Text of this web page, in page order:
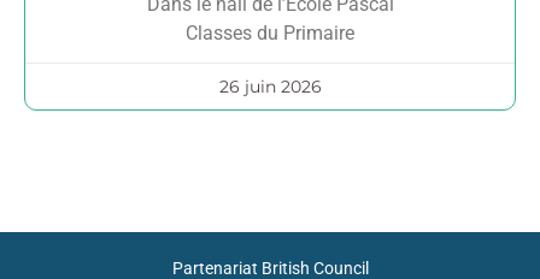
Classes du Primaire
26 juin 2026
Partenariat British Council